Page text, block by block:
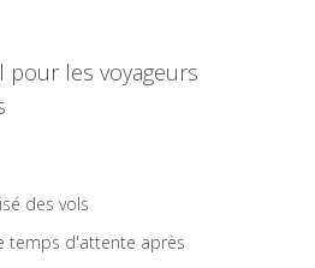
pour les voyageurs
des vols
temps d'attente après